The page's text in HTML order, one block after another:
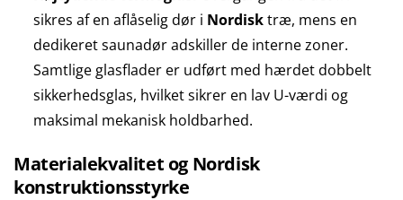
sikres af en aflåselig dør i Nordisktræ, mens en
dedikeret saunadør adskiller de interne zoner.
Samtlige glasflader er udført med hærdet dobbelt
sikkerhedsglas, hvilket sikrer en lav U-værdi og
maksimal mekanisk holdbarhed.
Materialekvalitet og Nordisk
konstruktionsstyrke